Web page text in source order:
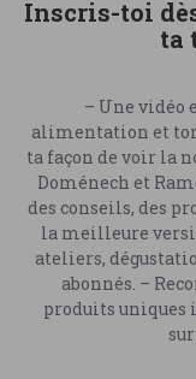
Inscris-toi
ta
– Une vidéo
alimentation et
ta façon de voir la
Doménech et
des conseils, des
la meilleure
ateliers,
abonnés. –
produits uniques